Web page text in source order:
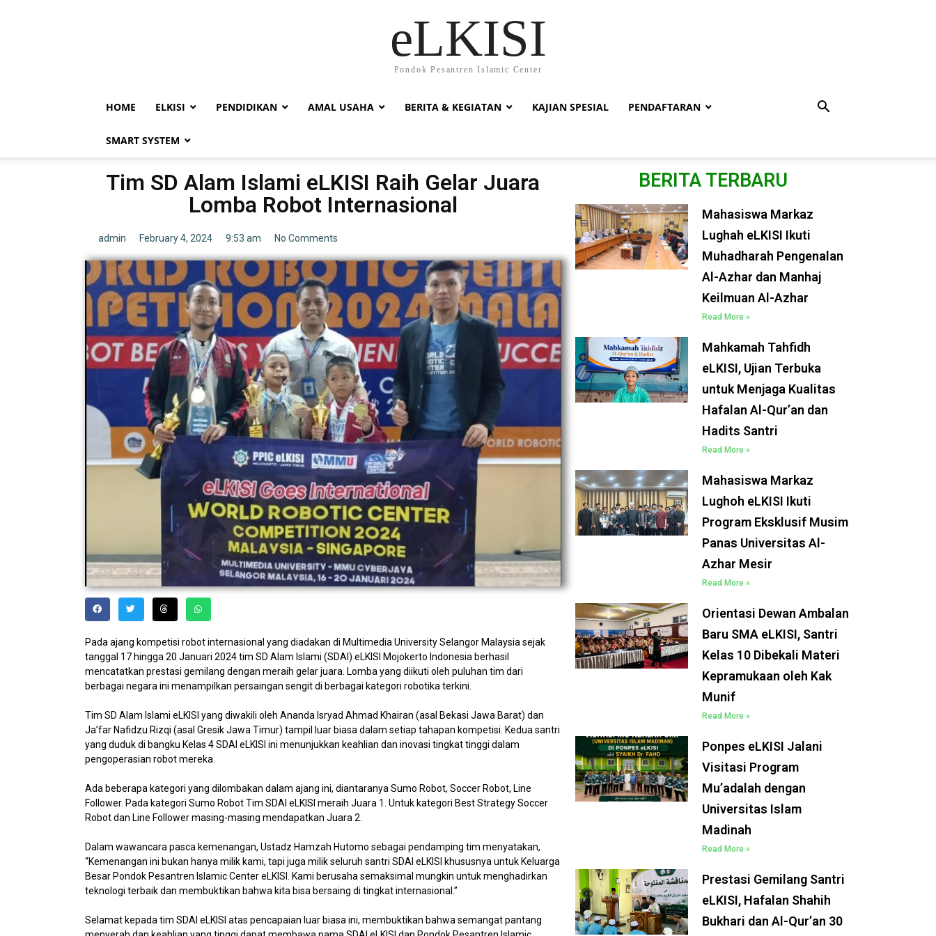
eLKISI
Pondok Pesantren Islamic Center
HOME ELKISI PENDIDIKAN AMAL USAHA BERITA & KEGIATAN KAJIAN SPESIAL PENDAFTARAN
SMART SYSTEM
Tim SD Alam Islami eLKISI Raih Gelar Juara
Lomba Robot Internasional
admin February 4, 2024 9:53 am No Comments
Pada ajang kompetisi robot internasional yang diadakan di Multimedia University Selangor Malaysia sejak
tanggal 17 hingga 20 Januari 2024 tim SD Alam Islami (SDAI) eLKISI Mojokerto Indonesia berhasil
mencatatkan prestasi gemilang dengan meraih gelar juara. Lomba yang diikuti oleh puluhan tim dari
berbagai negara ini menampilkan persaingan sengit di berbagai kategori robotika terkini.
Tim SD Alam Islami eLKISI yang diwakili oleh Ananda Isryad Ahmad Khairan (asal Bekasi Jawa Barat) dan
Ja’far Nafidzu Rizqi (asal Gresik Jawa Timur) tampil luar biasa dalam setiap tahapan kompetisi. Kedua santri
yang duduk di bangku Kelas 4 SDAI eLKISI ini menunjukkan keahlian dan inovasi tingkat tinggi dalam
pengoperasian robot mereka.
Ada beberapa kategori yang dilombakan dalam ajang ini, diantaranya Sumo Robot, Soccer Robot, Line
Follower. Pada kategori Sumo Robot Tim SDAI eLKISI meraih Juara 1. Untuk kategori Best Strategy Soccer
Robot dan Line Follower masing-masing mendapatkan Juara 2.
Dalam wawancara pasca kemenangan, Ustadz Hamzah Hutomo sebagai pendamping tim menyatakan,
“Kemenangan ini bukan hanya milik kami, tapi juga milik seluruh santri SDAI eLKISI khususnya untuk Keluarga
Besar Pondok Pesantren Islamic Center eLKISI. Kami berusaha semaksimal mungkin untuk menghadirkan
teknologi terbaik dan membuktikan bahwa kita bisa bersaing di tingkat internasional.”
Selamat kepada tim SDAI eLKISI atas pencapaian luar biasa ini, membuktikan bahwa semangat pantang
BERITA TERBARU
Mahasiswa Markaz
Lughah eLKISI Ikuti
Muhadharah Pengenalan
Al-Azhar dan Manhaj
Keilmuan Al-Azhar
Read More »
Mahkamah Tahfidh
eLKISI, Ujian Terbuka
untuk Menjaga Kualitas
Hafalan Al-Qur’an dan
Hadits Santri
Read More »
Mahasiswa Markaz
Lughoh eLKISI Ikuti
Program Eksklusif Musim
Panas Universitas Al-
Azhar Mesir
Read More »
Orientasi Dewan Ambalan
Baru SMA eLKISI, Santri
Kelas 10 Dibekali Materi
Kepramukaan oleh Kak
Munif
Read More »
Ponpes eLKISI Jalani
Visitasi Program
Mu’adalah dengan
Universitas Islam
Madinah
Read More »
Prestasi Gemilang Santri
eLKISI, Hafalan Shahih
Bukhari dan Al-Qur’an 30